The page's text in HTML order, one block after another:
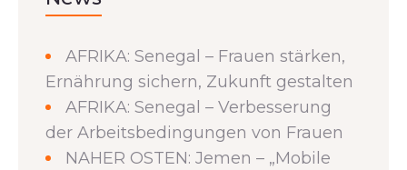
AFRIKA: Senegal – Frauen stärken,
Ernährung sichern, Zukunft gestalten
AFRIKA: Senegal – Verbesserung
der Arbeitsbedingungen von Frauen
NAHER OSTEN: Jemen – „Mobile